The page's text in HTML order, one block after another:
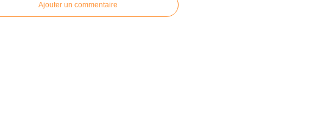
Ajouter un commentaire